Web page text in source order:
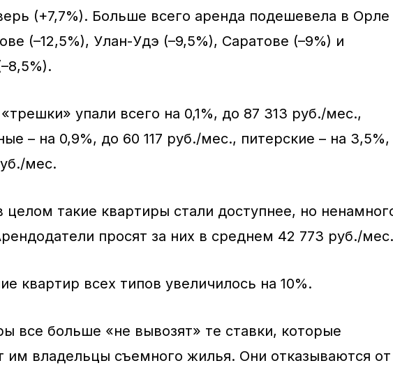
(+7,7%). Больше всего аренда подешевела в Орле
(–12,5%), Улан-Удэ (–9,5%), Саратове (–9%) и
упали всего на 0,1%, до 87 313 руб./мес.,
– на 0,9%, до 60 117 руб./мес., питерские – на 3,5%,
мес.
целом такие квартиры стали доступнее, но
просят за них в среднем 42 773 руб./мес.
квартир всех типов увеличилось на 10%.
все больше «не вывозят» те ставки, которые
им владельцы съемного жилья. Они отказываются от